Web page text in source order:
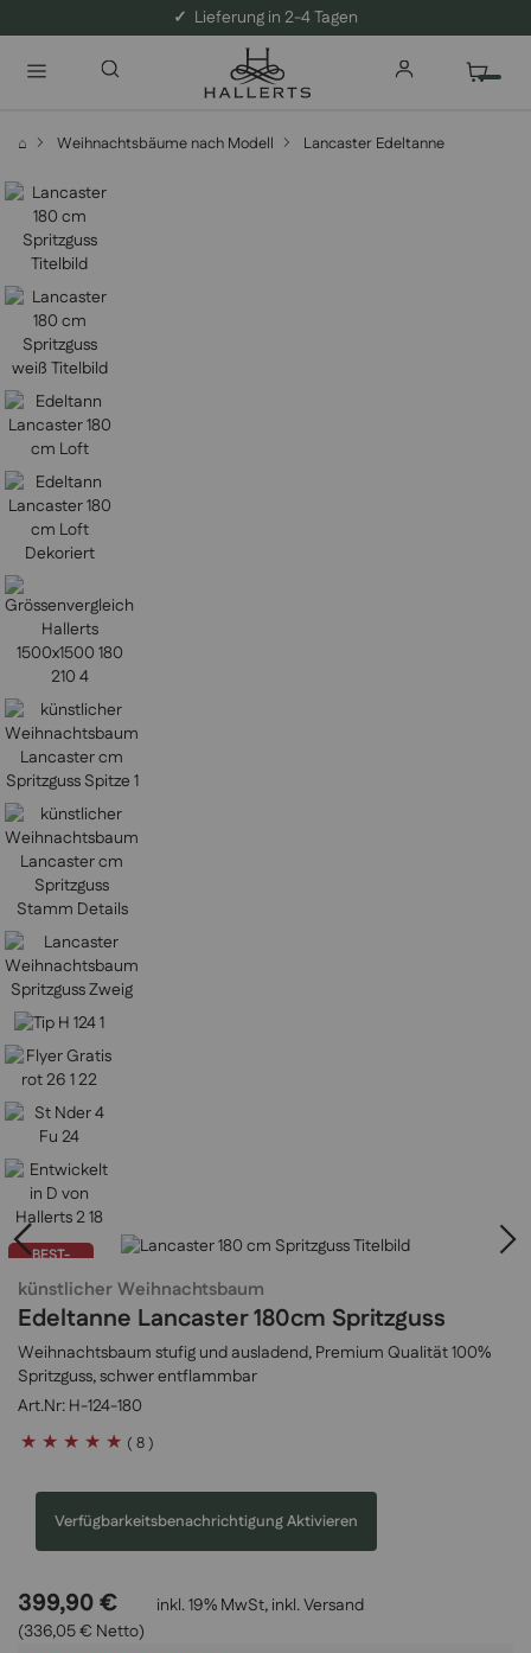
✓ Lieferung in 2-4 Tagen
⌂ Weihnachtsbäume nach Modell Lancaster Edeltanne
BEST-
künstlicher Weihnachtsbaum
Edeltanne Lancaster 180cm Spritzguss
Weihnachtsbaum stufig und ausladend, Premium Qualität 100%
Spritzguss, schwer entflammbar
H-124-180
Bewertung:
( 8 )
Verfügbarkeitsbenachrichtigung Aktivieren
399,90 €
(336,05 € Netto)
inkl. 19% MwSt, inkl.Versand